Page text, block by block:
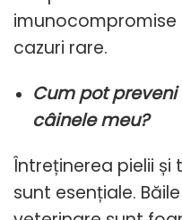
imunocompromise
cazuri rare.
Cum pot
câinele meu?
Întreținerea pielii
sunt esențiale.